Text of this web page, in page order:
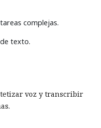
complejas.
texto.
voz y transcribir